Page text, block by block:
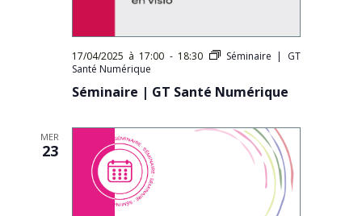
17/04/2025 à 17:00 - 18:30
Séminaire | GT
Santé Numérique
Séminaire | GT Santé Numérique
MER
23